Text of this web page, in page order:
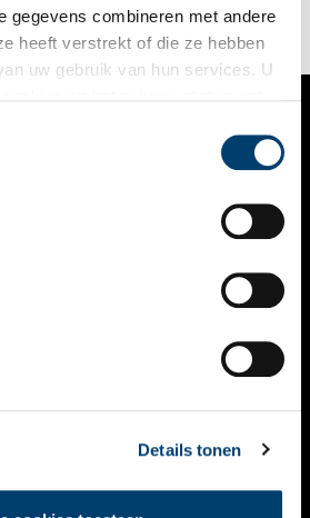
gegevens combineren met andere
heeft verstrekt of die ze hebben
uw gebruik van hun services. U
Details tonen